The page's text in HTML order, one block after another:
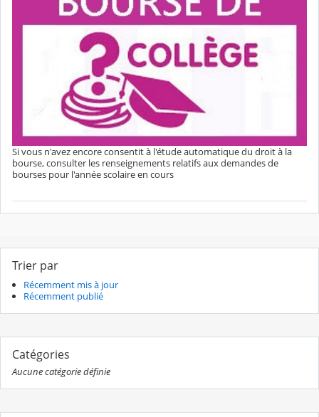
Si vous n'avez encore consentit à l'étude automatique du droit à la
bourse, consulter les renseignements relatifs aux demandes de
bourses pour l'année scolaire en cours
Trier par
Récemment mis à jour
Récemment publié
Catégories
Aucune catégorie définie